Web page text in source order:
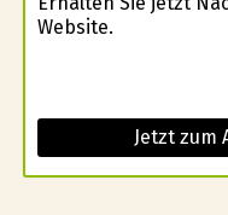
Website.
Jetzt zum